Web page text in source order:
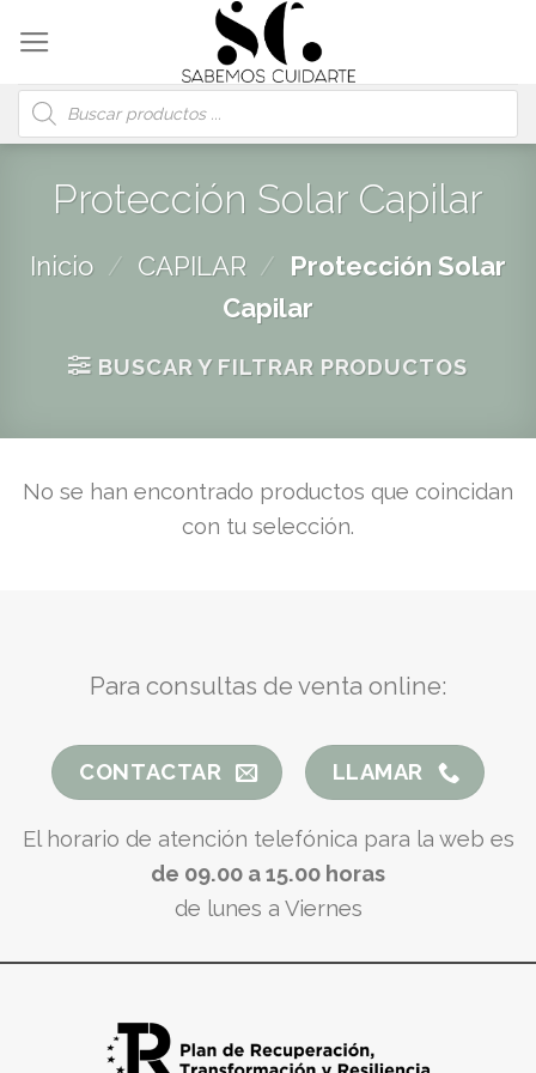
content
Búsqueda
de
productos
Protección Solar Capilar
Inicio / CAPILAR / Protección Solar
Capilar
BUSCAR Y FILTRAR PRODUCTOS
No se han encontrado productos que coincidan
con tu selección.
Para consultas de venta online:
CONTACTAR LLAMAR
El horario de atención telefónica para la web es
de 09.00 a 15.00 horas
de lunes a Viernes